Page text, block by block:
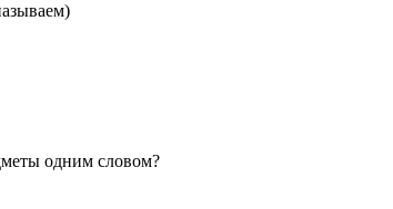
одним словом?